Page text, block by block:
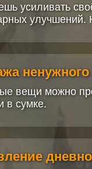
усиливать
улучшений.
ненужного
вещи можно
в сумке.